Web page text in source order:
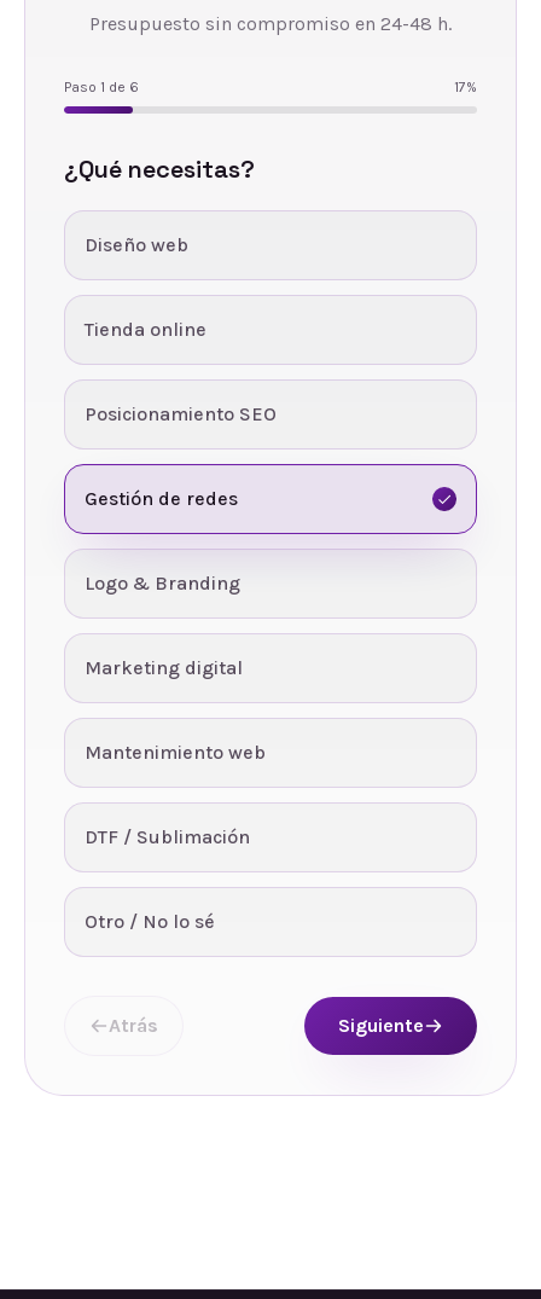
Presupuesto sin compromiso en 24-48 h.
Paso 1 de 6 17%
¿Qué necesitas?
Diseño web
Tienda online
Posicionamiento SEO
Gestión de redes
Logo & Branding
Marketing digital
Mantenimiento web
DTF / Sublimación
Otro / No lo sé
Atrás Siguiente